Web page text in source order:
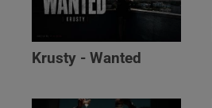
Krusty - Wanted